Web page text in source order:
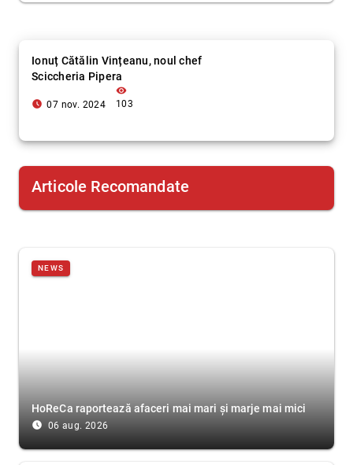
Ionuț Cătălin Vințeanu, noul chef
Sciccheria Pipera
access_time_filled 07 nov. 2024
visibility
103
Articole Recomandate
NEWS
HoReCa raportează afaceri mai mari și marje mai mici
access_time_filled 06 aug. 2026